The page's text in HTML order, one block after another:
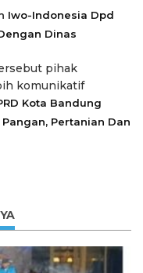
Iwo-Indonesia Dpd
Dinas
pihak
komunikatif
Kota Bandung
Pertanian Dan